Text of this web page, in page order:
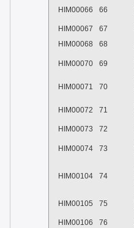
HIM00066 66
HIM00067
67
HIM00068
68
HIM00070 69
HIM00071 70
HIM00072 71
HIM00073
72
HIM00074 73
HIM00104 74
HIM00105 75
HIM00106
76